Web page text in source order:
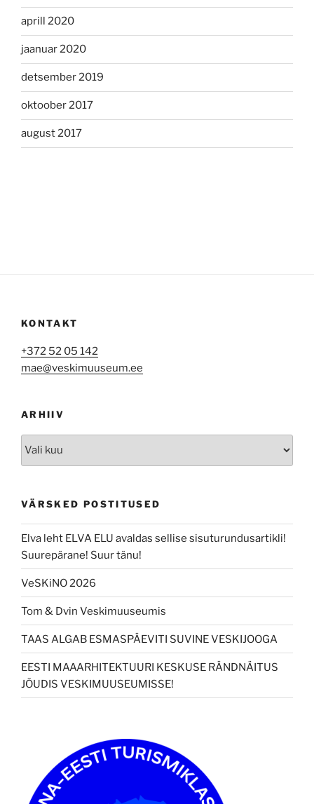
aprill 2020
jaanuar 2020
detsember 2019
oktoober 2017
august 2017
KONTAKT
+372 52 05 142
mae@veskimuuseum.ee
ARHIIV
VÄRSKED POSTITUSED
Elva leht ELVA ELU avaldas sellise sisuturundusartikli!
Suurepärane! Suur tänu!
VeSKiNO 2026
Tom & Dvin Veskimuuseumis
TAAS ALGAB ESMASPÄEVITI SUVINE VESKIJOOGA
EESTI MAAARHITEKTUURI KESKUSE RÄNDNÄITUS
JÕUDIS VESKIMUUSEUMISSE!